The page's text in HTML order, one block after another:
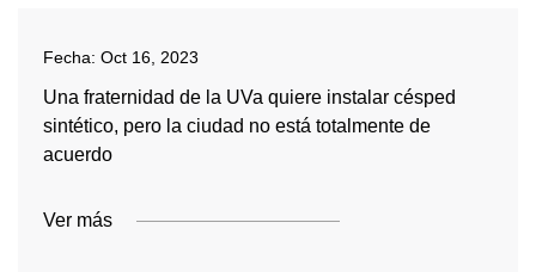
Fecha: Oct 16, 2023
Una fraternidad de la UVa quiere instalar césped
sintético, pero la ciudad no está totalmente de
acuerdo
Ver más